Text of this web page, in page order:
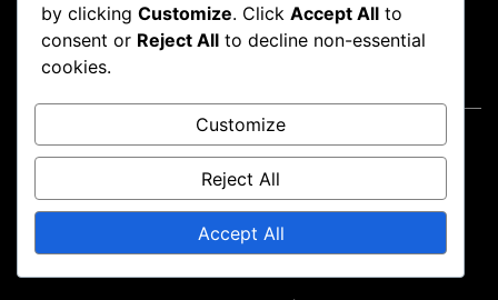
Preferencias de cookies
Política de protección de datos
Términos y condiciones
Quiénes somos
by clicking Customize. Click Accept All to
consent or Reject All to decline non-essential
cookies.
Customize
Reject All
Accept All